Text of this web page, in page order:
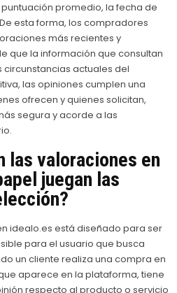
promedio, la fecha de
esta forma, los compradores
más recientes y
que la información que consultan
actuales del
las opiniones cumplen una
ofrecen y quienes solicitan,
segura y acorde a las
las valoraciones en
juegan las
idealo.es está diseñado para ser
para el usuario que busca
un cliente realiza una compra en
aparece en la plataforma, tiene
respecto al producto o servicio